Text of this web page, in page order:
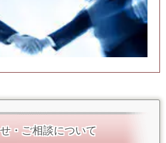
・ご相談について